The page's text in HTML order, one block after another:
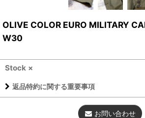
OLIVE COLOR EURO MILITARY
W30
Stock ×
返品特約に関する重要事項
お問い合わせ